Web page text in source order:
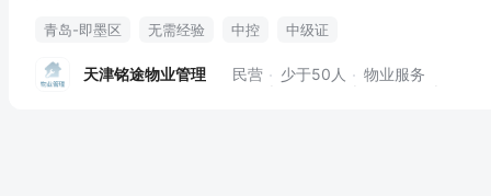
青岛-即墨区 无需经验 中控 中级证
天津铭途物业管理 民营 少于50人 物业服务